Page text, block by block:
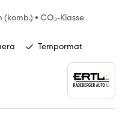
(komb.) • CO₂-Klasse
Tempormat